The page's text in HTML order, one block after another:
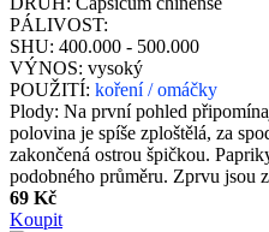
PÁLIVOST:
SHU: 400.000 - 500.000
VÝNOS: vysoký
POUŽITÍ: koření / omáčky
Plody: Na první pohled
polovina je spíše zploštělá, za
zakončená ostrou špičkou.
podobného průměru. Zprvu jsou
69 Kč
Koupit